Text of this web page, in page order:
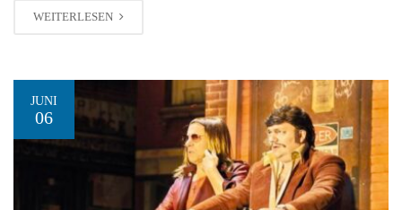
WEITERLESEN
JUNI
06